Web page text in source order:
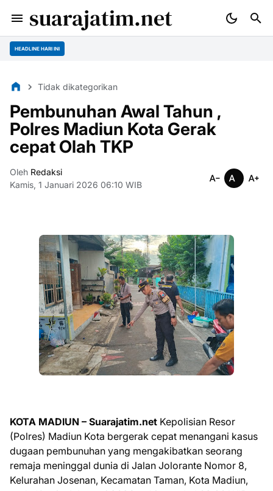
suarajatim.net
HEADLINE HARI INI
Tidak dikategorikan
Pembunuhan Awal Tahun ,
Polres Madiun Kota Gerak
cepat Olah TKP
Oleh Redaksi
Kamis, 1 Januari 2026 06:10 WIB
KOTA MADIUN – Suarajatim.net Kepolisian Resor
(Polres) Madiun Kota bergerak cepat menangani kasus
dugaan pembunuhan yang mengakibatkan seorang
remaja meninggal dunia di Jalan Jolorante Nomor 8,
Kelurahan Josenan, Kecamatan Taman, Kota Madiun,